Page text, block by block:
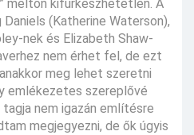
méltón kifürkészhetetlen. A
(Katherine Waterson),
nek és Elizabeth Shaw-
nem érhet fel, de ezt
meg lehet szeretni
emlékezetes szereplővé
nem igazán említésre
megjegyezni, de ők úgyis